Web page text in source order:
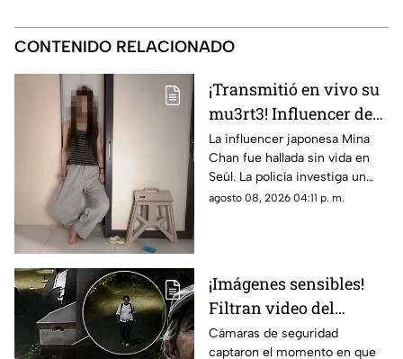
CONTENIDO RELACIONADO
¡Transmitió en vivo su
mu3rt3! Influencer de
k-pop Mina Chan
estaba en su
departamento de Seúl
La influencer japonesa Mina
Chan fue hallada sin vida en
Seúl. La policía investiga un
posible suicidio tras una alerta
agosto 08, 2026 04:11 p. m.
¡Imágenes sensibles!
Filtran video del
asesinato de abuelita
Cámaras de seguridad
captaron el momento en que